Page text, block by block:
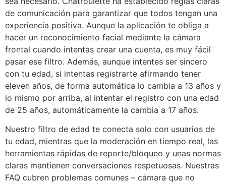
de comunicación para garantizar que todos tengan una
experiencia positiva. Aunque la aplicación te obliga a
hacer un reconocimiento facial mediante la cámara
frontal cuando intentas crear una cuenta, es muy fácil
pasar ese filtro. Además, aunque intentes ser sincero
con tu edad, si intentas registrarte afirmando tener
eleven años, de forma automática lo cambia a 13 años y
lo mismo por arriba, al intentar el registro con una edad
de 25 años, automáticamente la cambia a 17 años.
Nuestro filtro de edad te conecta solo con usuarios de
tu edad, mientras que la moderación en tiempo real, las
herramientas rápidas de reporte/bloqueo y unas normas
claras mantienen conversaciones respetuosas. Nuestras
FAQ cubren problemas comunes – cámara que no